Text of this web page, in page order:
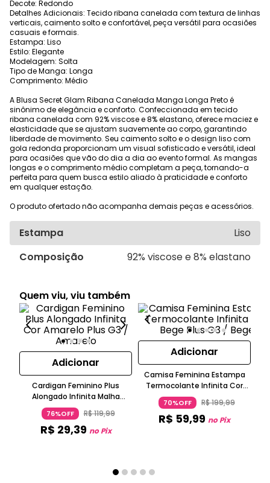
Decote: Redondo
Detalhes Adicionais: Tecido ribana canelada com textura de linhas
verticais, caimento solto e confortável, peça versátil para ocasiões
casuais e formais.
Estampa: Liso
Estilo: Elegante
Modelagem: Solta
Tipo de Manga: Longa
Comprimento: Médio
A Blusa Secret Glam Ribana Canelada Manga Longa Preto é
sinônimo de elegância e conforto. Confeccionada em tecido
ribana canelada com 92% viscose e 8% elastano, oferece maciez e
elasticidade que se ajustam suavemente ao corpo, garantindo
liberdade de movimento. Seu caimento solto e o design liso com
gola redonda proporcionam um visual sofisticado e versátil, ideal
para ocasiões que vão do dia a dia ao evento formal. As mangas
longas e o comprimento médio completam a peça, tornando-a
perfeita para quem busca estilo aliado à praticidade e conforto
em qualquer estação.
O produto ofertado não acompanha demais peças e acessórios.
Estampa
Liso
Composição
92% viscose e 8% elastano
Quem viu, viu também
Adicionar
Cardigan Feminino Plus
Alongado Infinita Malha
Winter Manga Longa Amarelo
Claro
76%OFF R$119,99
R$ 29,39 no Pix
Adicionar
Camisa Feminina Estampa
Termocolante Infinita Cor
Bege
70%OFF R$199,99
R$ 59,99 no Pix